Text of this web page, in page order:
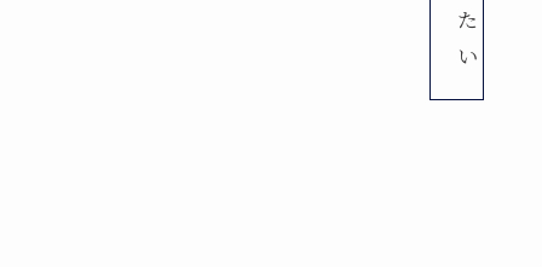
た
い